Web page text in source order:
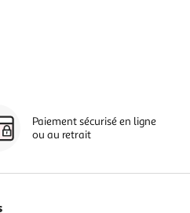
Paiement sécurisé en ligne
ou au retrait